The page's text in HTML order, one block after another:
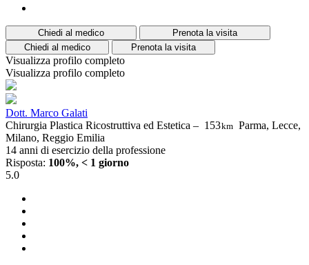
Chiedi al medico
Prenota la visita
Chiedi al medico
Prenota la visita
Visualizza profilo completo
Visualizza profilo completo
Dott. Marco Galati
Chirurgia Plastica Ricostruttiva ed Estetica – 153km Parma, Lecce,
Milano, Reggio Emilia
14 anni di esercizio della professione
Risposta: 100%, < 1 giorno
5.0